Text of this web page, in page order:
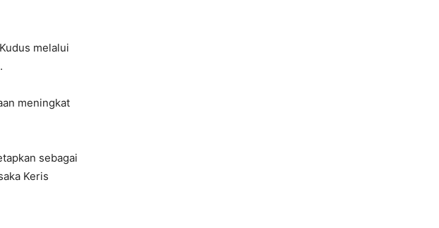
melalui
meningkat
sebagai
Keris